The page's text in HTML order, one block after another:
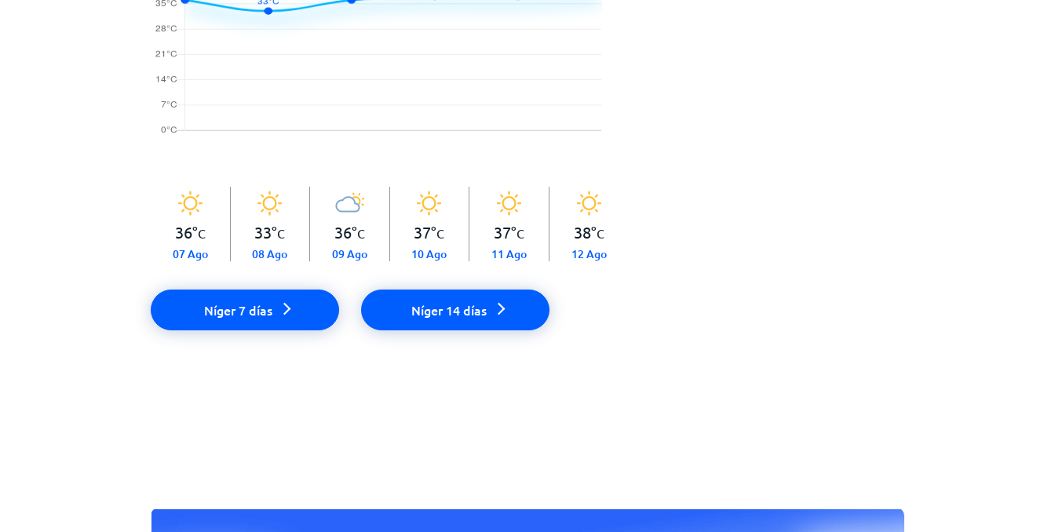
36°C
07 Ago
33°C
08 Ago
36°C
09 Ago
37°C
10 Ago
37°C
11 Ago
38°C
12 Ago
Níger 7 días Níger 14 días